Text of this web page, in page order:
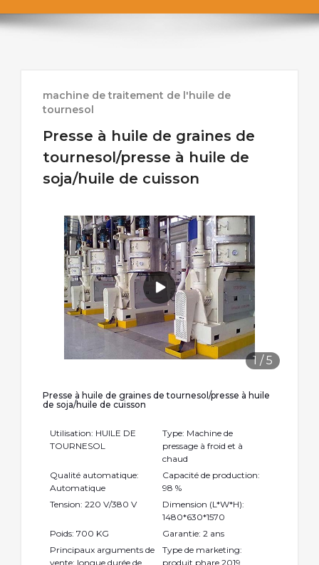
machine de traitement de l'huile de
tournesol
Presse à huile de graines de
tournesol/presse à huile de
soja/huile de cuisson
1 /5
Presse à huile de graines de tournesol/presse à huile
de soja/huile de cuisson
Utilisation: HUILE DE
TOURNESOL
Type: Machine de
pressage à froid et à
chaud
Qualité automatique:
Automatique
Capacité de production:
98 %
Tension: 220 V/380 V
Dimension (L*W*H):
1480*630*1570
Poids: 700 KG
Garantie: 2 ans
Principaux arguments de
vente: longue durée de
Type de marketing:
produit phare 2019